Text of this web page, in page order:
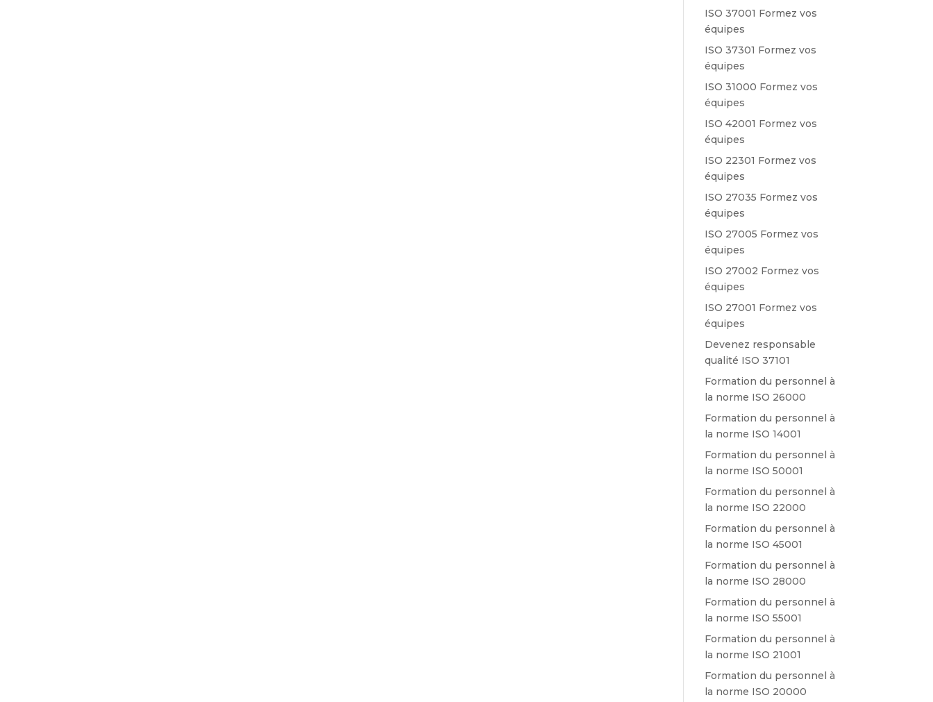
ISO 37001 Formez vos
équipes
ISO 37301 Formez vos
équipes
ISO 31000 Formez vos
équipes
ISO 42001 Formez vos
équipes
ISO 22301 Formez vos
équipes
ISO 27035 Formez vos
équipes
ISO 27005 Formez vos
équipes
ISO 27002 Formez vos
équipes
ISO 27001 Formez vos
équipes
Devenez responsable
qualité ISO 37101
Formation du personnel à
la norme ISO 26000
Formation du personnel à
la norme ISO 14001
Formation du personnel à
la norme ISO 50001
Formation du personnel à
la norme ISO 22000
Formation du personnel à
la norme ISO 45001
Formation du personnel à
la norme ISO 28000
Formation du personnel à
la norme ISO 55001
Formation du personnel à
la norme ISO 21001
Formation du personnel à
la norme ISO 20000